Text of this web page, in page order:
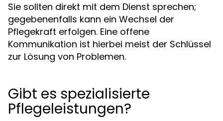
Sie sollten direkt mit dem Dienst sprechen;
gegebenenfalls kann ein Wechsel der
Pflegekraft erfolgen. Eine offene
Kommunikation ist hierbei meist der Schlüssel
zur Lösung von Problemen.
Gibt es spezialisierte
Pflegeleistungen?